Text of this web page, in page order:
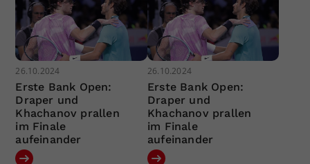
26.10.2024
Erste Bank Open:
Draper und
Khachanov prallen
im Finale
aufeinander
26.10.2024
Erste Bank Open:
Draper und
Khachanov prallen
im Finale
aufeinander